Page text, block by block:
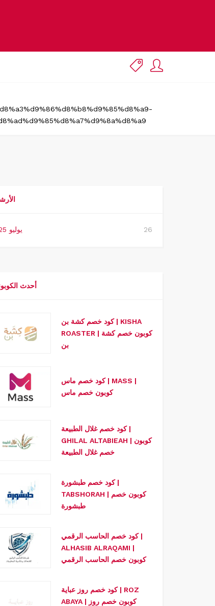
يوليو 2025 26
أحدث
كود خصم كشة بن | KISHA
ROASTER | كوبون خصم كشة
بن
كود خصم ماس | MASS |
كوبون خصم ماس
كود خصم غلال الطبيعة |
GHILAL ALTABIEAH | كوبون
خصم غلال الطبيعة
كود خصم طبشورة |
TABSHORAH | كوبون خصم
طبشورة
كود خصم الحاسب الرقمي |
ALHASIB ALRAQAMI |
كوبون خصم الحاسب الرقمي
كود خصم روز عباية | ROZ
ABAYA | كوبون خصم روز